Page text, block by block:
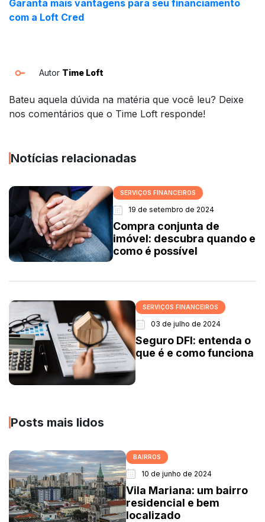
Garanta mais vantagens para seu financiamento
com a Loft Cred
Autor Time Loft
Bateu aquela dúvida na matéria que você leu? Deixe
nos comentários que o Time Loft responde!
Notícias relacionadas
SERVIÇOS FINANCEIROS
19 de setembro de 2024
Compra conjunta de
imóvel: descubra quando e
como é possível
SERVIÇOS FINANCEIROS
03 de julho de 2024
Seguro DFI: entenda o
que é e como funciona
Posts mais lidos
BAIRROS
10 de junho de 2024
Vila Mariana: um bairro
residencial e bem
localizado